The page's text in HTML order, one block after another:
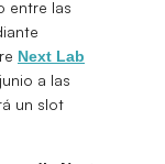
entre las
Next Lab
a las
un slot